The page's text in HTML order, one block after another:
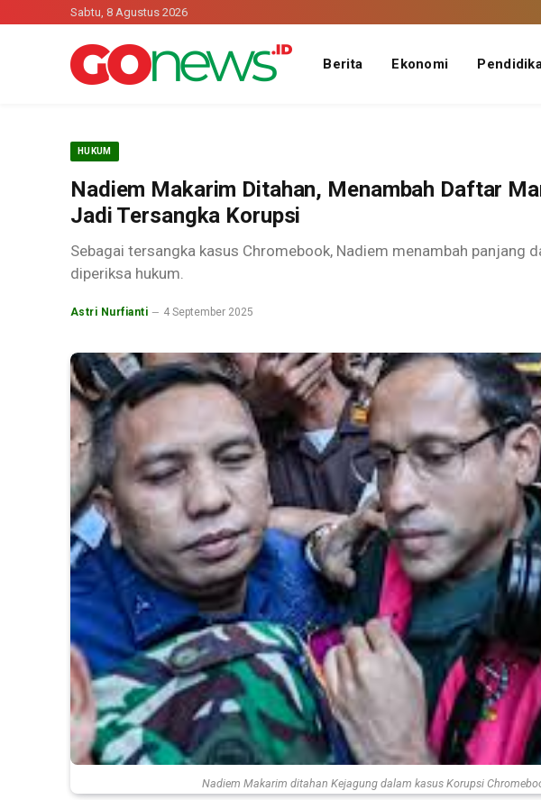
Sabtu, 8 Agustus 2026
Berita Ekonomi
HUKUM
Nadiem Makarim Ditahan, Menambah Daftar
Jadi Tersangka Korupsi
Sebagai tersangka kasus Chromebook, Nadiem menambah panjang
diperiksa hukum.
Astri Nurfianti 4 September 2025
Nadiem Makarim ditahan Kejagung dalam kasus Korupsi